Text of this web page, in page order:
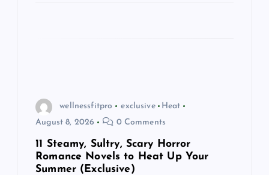
wellnessfitpro exclusive
Heat
August 8, 2026
0 Comments
11 Steamy, Sultry, Scary Horror
Romance Novels to Heat Up Your
Summer (Exclusive)